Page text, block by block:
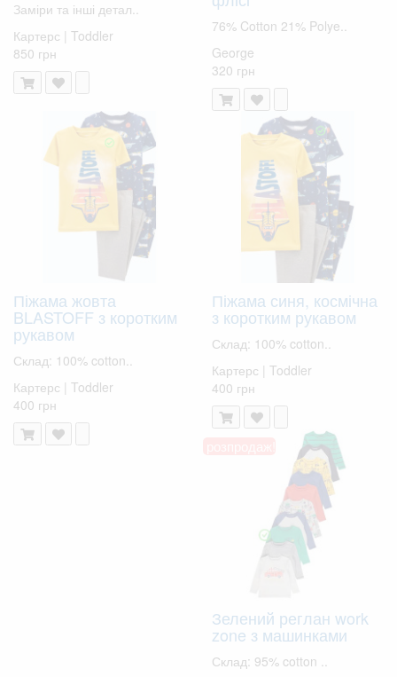
Заміри та інші детал..
Картерс | Toddler
850 грн
76% Cotton 21% Polye..
George
320 грн
Піжама жовта
BLASTOFF з коротким
рукавом
Склад: 100% cotton..
Картерс | Toddler
400 грн
Піжама синя, космічна
з коротким рукавом
Склад: 100% cotton..
Картерс | Toddler
400 грн
Зелений реглан work
zone з машинками
Склад: 95% cotton ..